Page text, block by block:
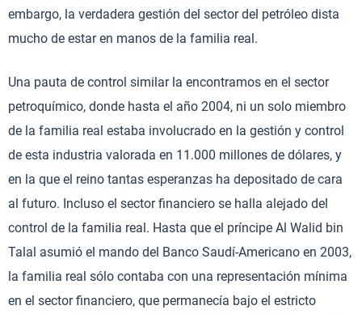
embargo, la verdadera gestión del sector del petróleo dista
mucho de estar en manos de la familia real.
Una pauta de control similar la encontramos en el sector
petroquímico, donde hasta el año 2004, ni un solo miembro
de la familia real estaba involucrado en la gestión y control
de esta industria valorada en 11.000 millones de dólares, y
en la que el reino tantas esperanzas ha depositado de cara
al futuro. Incluso el sector financiero se halla alejado del
control de la familia real. Hasta que el príncipe Al Walid bin
Talal asumió el mando del Banco Saudí-Americano en 2003,
la familia real sólo contaba con una representación mínima
en el sector financiero, que permanecía bajo el estricto